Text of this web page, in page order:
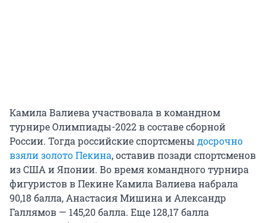
Камила Валиева участвовала в командном
турнире Олимпиады-2022 в составе сборной
России. Тогда российские спортсмены досрочно
взяли золото Пекина, оставив позади спортсменов
из США и Японии. Во время командного турнира
фигуристов в Пекине Камила Валиева набрала
90,18 балла, Анастасия Мишина и Александр
Галлямов — 145,20 балла. Еще 128,17 балла